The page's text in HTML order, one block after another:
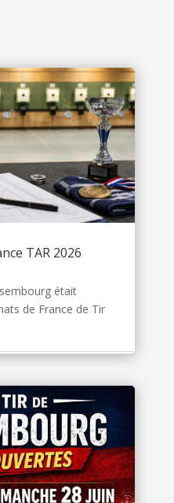
TAR 2026
était
de France de Tir